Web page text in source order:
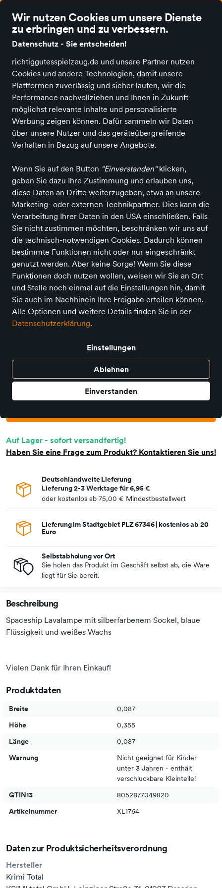
Wir nutzen Cookies um unsere Dienste
zu erbringen und zu verbessern.
Datenschutz - Sie entscheiden!
richtiggutesspielzeug.de und unsere Partner nutzen
Cookies und andere Technologien, damit unsere
Plattformen zuverlässig und sicher laufen, wir die
Performance nachvollziehen und Ihnen in Zukunft
möglichst relevante Inhalte und personalisierte
Werbung zeigen können. Dafür sammeln wir Daten
über unsere Nutzer und das geräteübergreifende
Verhalten in Bezug auf unsere Angebote.
Wenn Sie auf den Button "Einverstanden"klicken,
geben Sie dazu Ihre Zustimmung und erlauben uns,
diese Daten an Dritte weiterzugeben, etwa an unsere
Marketing- oder externen Technikpartner. Dies kann die
Verarbeitung Ihrer Daten in den USA einschließen. Falls
Sie nicht zustimmen möchten, beschränken wir uns auf
die technisch-notwendigen Cookies. Dadurch können
bestimmte Funktionen nicht oder nur eingeschränkt
genutzt werden. Aber keine Sorge! Wenn Sie diese
Funktionen doch nutzen wollen, weisen wir Sie an Ort
und Stelle noch einmal auf die Einstellungen hin, damit
Sie auch im Nachhinein Ihre Freigabe erteilen können.
Alle Optionen und weitere Details finden Sie in der
Datenschutzerklärung.
Einstellungen
Ablehnen
Einverstanden
Alle Kategorien Neuheiten Angebote Spielen und Basteln
Krimi Total
Spaceship Lavalampe mit
silberfarbenem Sockel, blaue
Flüssigkeit und weißes Wachs
zzgl. Versandkosten
Nur noch weniger als 3 Artikel im Geschäft vorhanden.
In den Warenkorb
Auf Lager - sofort versandfertig!
Haben Sie eine Frage zum Produkt? Kontaktieren Sie uns!
Deutschlandweite Lieferung
Lieferung 2-3 Werktage für6,95 €
oder kostenlos ab 75,00 € Mindestbestellwert
Lieferung im Stadtgebiet PLZ 67346 | kostenlos ab 20
Euro
Selbstabholung vor Ort
Sie holen das Produkt im Geschäft selbst ab, die Ware
liegt für Sie bereit.
Beschreibung
Spaceship Lavalampe mit silberfarbenem Sockel, blaue
Flüssigkeit und weißes Wachs
Vielen Dank für Ihren Einkauf!
Produktdaten
Breite
0,087
Höhe
0,355
Länge
0,087
Warnung
Nicht geeignet für Kinder
unter 3 Jahren - enthält
verschluckbare Kleinteile!
GTIN13
8052877049820
Artikelnummer
XL1764
Daten zur Produktsicherheitsverordnung
Hersteller
Krimi Total